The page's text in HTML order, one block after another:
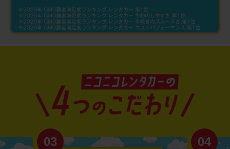
03 04